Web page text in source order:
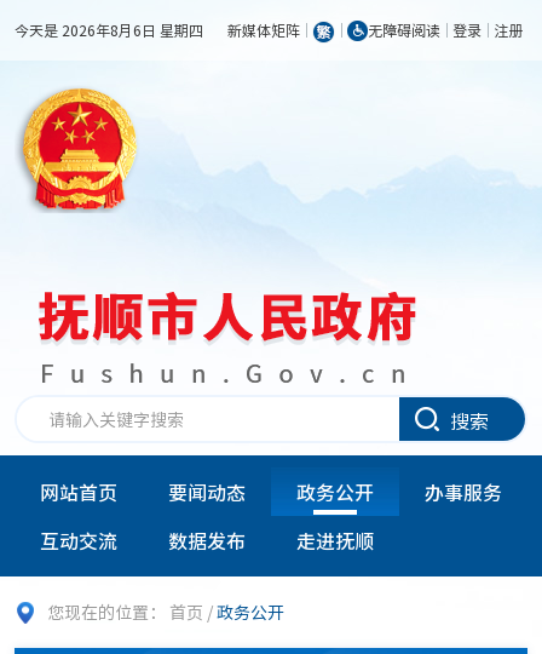
今天是 2026年8月6日 星期四 新媒体矩阵 无障碍阅读 登录 注册
搜索
网站首页 要闻动态 政务公开
办事服务
互动交流
数据发布 走进抚顺
您现在的位置： 首页 /政务公开